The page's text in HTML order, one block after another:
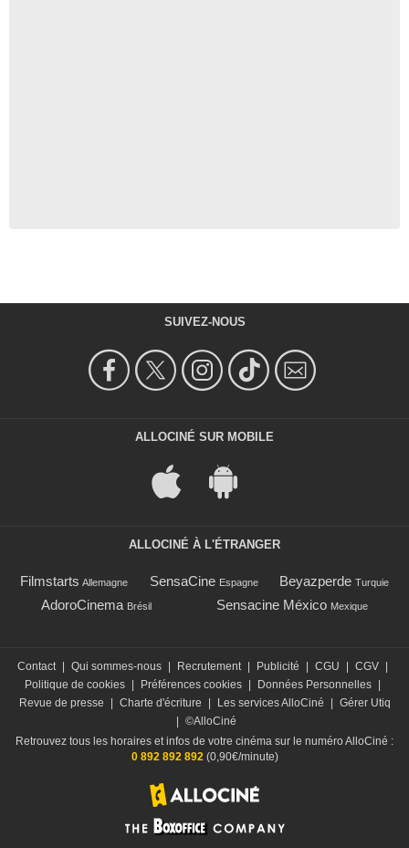
SUIVEZ-NOUS
ALLOCINÉ SUR MOBILE
ALLOCINÉ À L'ÉTRANGER
Filmstarts Allemagne SensaCine Espagne Beyazperde Turquie
AdoroCinema Brésil Sensacine México Mexique
Contact Qui sommes-nous Recrutement Publicité CGU CGV
Politique de cookies
Préférences cookies Données Personnelles
Revue de presse
Charte d'écriture Les services AlloCiné
Gérer Utiq
©AlloCiné
Retrouvez tous les horaires et infos de votre cinéma sur le numéro AlloCiné :
0 892 892 892(0,90€/minute)